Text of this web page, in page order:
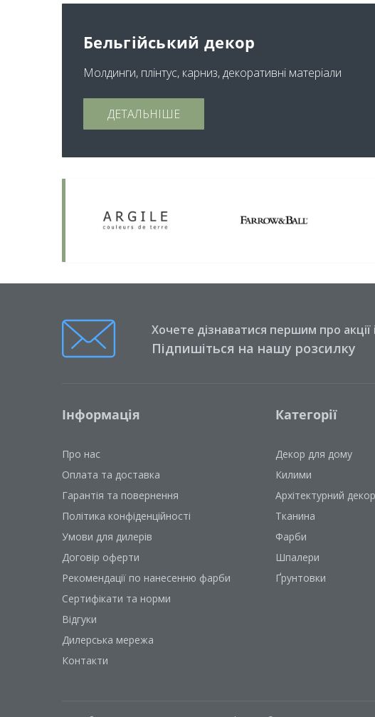
Бельгійський декор
Молдинги, плінтус, карниз, декоративні матеріали
ДЕТАЛЬНІШЕ
Хочете дізнаватися першим про акції
Підпишіться на нашу розсилку
Інформація
Про нас
Оплата та доставка
Гарантія та повернення
Політика конфіденційності
Умови для дилерів
Договір оферти
Рекомендації по нанесенню фарби
Сертифікати та норми
Відгуки
Дилерська мережа
Контакти
Категорії
Декор для дому
Килими
Архітектурний декор
Тканина
Фарби
Шпалери
Ґрунтовки